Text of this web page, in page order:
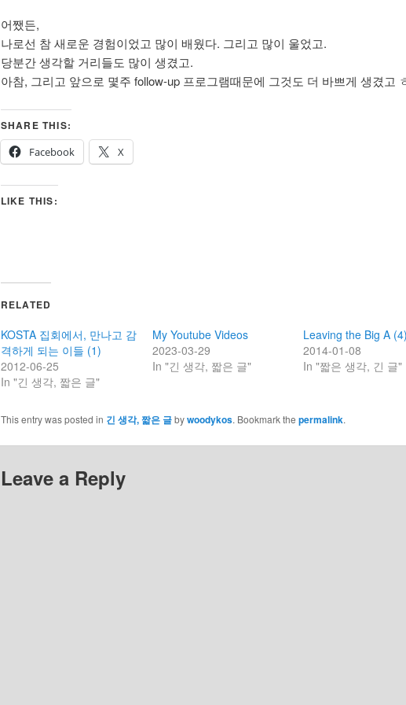
어쨌든,
나로선 참 새로운 경험이었고 많이 배웠다. 그리고 많이 울었고.
당분간 생각할 거리들도 많이 생겼고.
아참, 그리고 앞으로 몇주 follow-up 프로그램때문에 그것도 더 바쁘게 생겼고
SHARE THIS:
Facebook
X
LIKE THIS:
RELATED
KOSTA 집회에서, 만나고 감
격하게 되는 이들 (1)
2012-06-25
In "긴 생각, 짧은 글"
My Youtube Videos
2023-03-29
In "긴 생각, 짧은 글"
Leaving the Big A
2014-01-08
In "짧은 생각, 긴 글"
This entry was posted in 긴 생각, 짧은 글bywoodykos. Bookmark the permalink.
Leave a Reply